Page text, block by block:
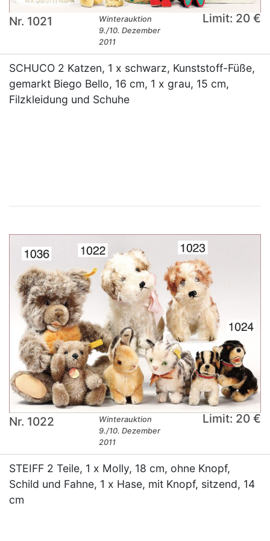
Nr. 1021
Winterauktion
9./10. Dezember
2011
Limit: 20 €
SCHUCO 2 Katzen, 1 x schwarz, Kunststoff-Füße,
gemarkt Biego Bello, 16 cm, 1 x grau, 15 cm,
Filzkleidung und Schuhe
Nr. 1022
Winterauktion
9./10. Dezember
2011
Limit: 20 €
STEIFF 2 Teile, 1 x Molly, 18 cm, ohne Knopf,
Schild und Fahne, 1 x Hase, mit Knopf, sitzend, 14
cm